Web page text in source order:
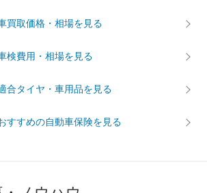
75S 155/65R14 75S
-
買取価格・相場を見る
検費用・相場を見る
合タイヤ・車用品を見る
すすめの自動車保険を見る